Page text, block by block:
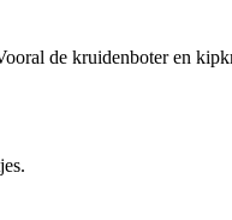
de kruidenboter en